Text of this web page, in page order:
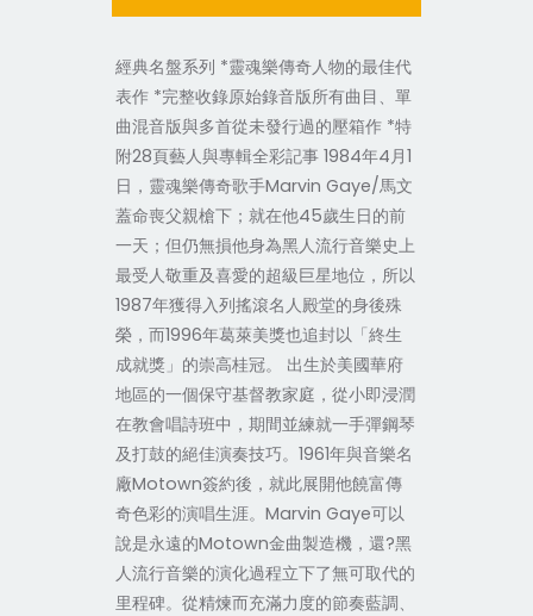
經典名盤系列 *靈魂樂傳奇人物的最佳代
表作 *完整收錄原始錄音版所有曲目、單
曲混音版與多首從未發行過的壓箱作 *特
附28頁藝人與專輯全彩記事 1984年4月1
日，靈魂樂傳奇歌手Marvin Gaye/馬文
蓋命喪父親槍下；就在他45歲生日的前
一天；但仍無損他身為黑人流行音樂史上
最受人敬重及喜愛的超級巨星地位，所以
1987年獲得入列搖滾名人殿堂的身後殊
榮，而1996年葛萊美獎也追封以「終生
成就獎」的崇高桂冠。 出生於美國華府
地區的一個保守基督教家庭，從小即浸潤
在教會唱詩班中，期間並練就一手彈鋼琴
及打鼓的絕佳演奏技巧。1961年與音樂名
廠Motown簽約後，就此展開他饒富傳
奇色彩的演唱生涯。Marvin Gaye可以
說是永遠的Motown金曲製造機，還?黑
人流行音樂的演化過程立下了無可取代的
里程碑。從精煉而充滿力度的節奏藍調、